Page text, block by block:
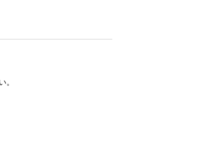
。